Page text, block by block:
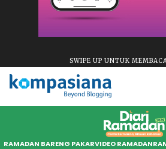
SWIPE UP UNTUK
RAMADAN BARENG PAKARVIDEO RAMADAN